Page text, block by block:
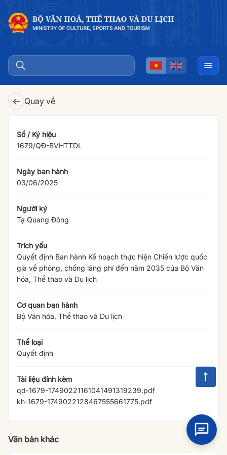
← Quay về
Số / Ký hiệu
1679/QÐ-BVHTTDL
Ngày ban hành
03/06/2025
Người ký
Tạ Quang Đông
Trích yếu
Quyết định Ban hành Kế hoạch thực hiện Chiến lược quốc
gia về phòng, chống lãng phí đến năm 2035 của Bộ Văn
hóa, Thể thao và Du lịch
Cơ quan ban hành
Bộ Văn hóa, Thể thao và Du lịch
Thể loại
Quyết định
Tài liệu đính kèm
qd-1679-17490221161041491319239.pdf
kh-1679-1749022128467555661775.pdf
Văn bản khác